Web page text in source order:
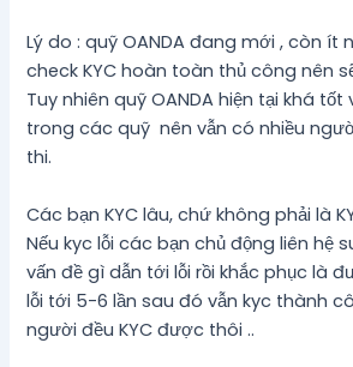
Lý do : quỹ OANDA đang mới , còn ít
check KYC hoàn toàn thủ công nên
Tuy nhiên quỹ OANDA hiện tại khá
trong các quỹ nên vẫn có nhiều
thi.
Các bạn KYC lâu, chứ không phải là
Nếu kyc lỗi các bạn chủ động liên hệ
vấn đề gì dẫn tới lỗi rồi khắc phục là
lỗi tới 5-6 lần sau đó vẫn kyc thành
người đều KYC được thôi ..